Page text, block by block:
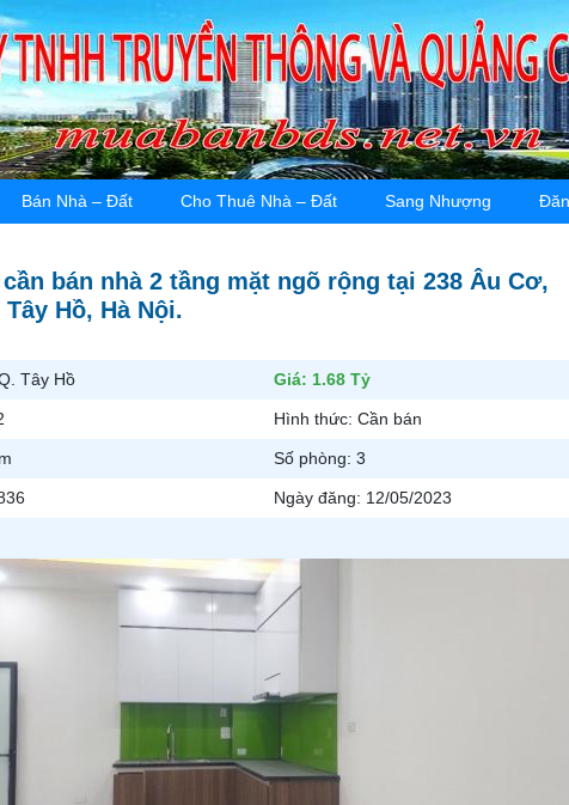
Bán Nhà – Đất Cho Thuê Nhà – Đất Sang Nhượng
bán nhà 2 tầng mặt ngõ rộng tại 238 Âu Cơ,
Hồ, Hà Nội.
Tây Hồ Giá: 1.68 Tỷ
Hình thức: Cần bán
Số phòng: 3
Ngày đăng: 12/05/2023